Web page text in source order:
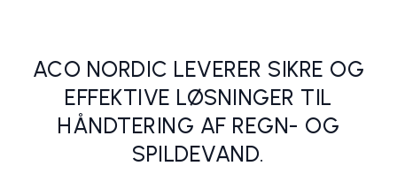
ACO NORDIC LEVERER SIKRE OG
EFFEKTIVE LØSNINGER TIL
HÅNDTERING AF REGN- OG
SPILDEVAND.